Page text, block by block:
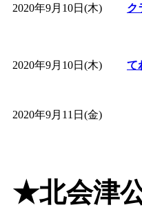
「皆鶴
～」 受
みな
2020年9月10日(木)
ク
2020年9月10日(木)
て
2020年9月11日(金)
★北会津